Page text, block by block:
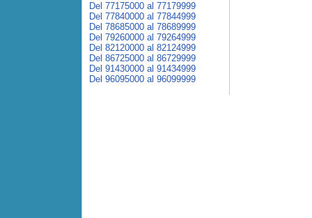
Del 77175000 al 77179999
Del 77840000 al 77844999
Del 78685000 al 78689999
Del 79260000 al 79264999
Del 82120000 al 82124999
Del 86725000 al 86729999
Del 91430000 al 91434999
Del 96095000 al 96099999